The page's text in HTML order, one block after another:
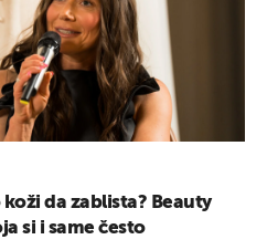
da zablista? Beauty
si i same često